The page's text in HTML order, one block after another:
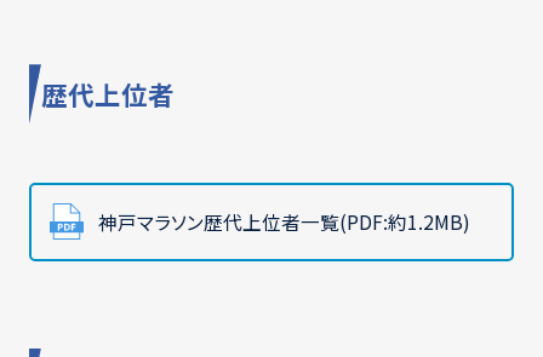
歴代上位者
神戸マラソン歴代上位者一覧(PDF:約1.2MB)